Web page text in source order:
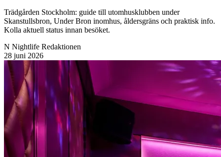
Trädgården Stockholm: guide till utomhusklubben under
Skanstullsbron, Under Bron inomhus, åldersgräns och praktisk info.
Kolla aktuell status innan besöket.
N Nightlife Redaktionen
28 juni 2026